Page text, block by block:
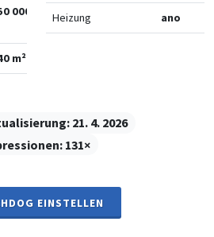
000
m²
Heizung ano
21. 4. 2026
131×
EINSTELLEN